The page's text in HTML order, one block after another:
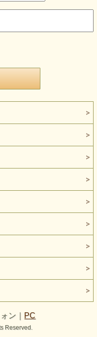
ン｜ PC
Reserved.